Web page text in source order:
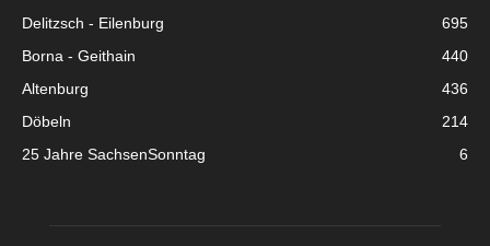
Delitzsch - Eilenburg
695
Borna - Geithain
440
Altenburg
436
Döbeln
214
25 Jahre SachsenSonntag
6